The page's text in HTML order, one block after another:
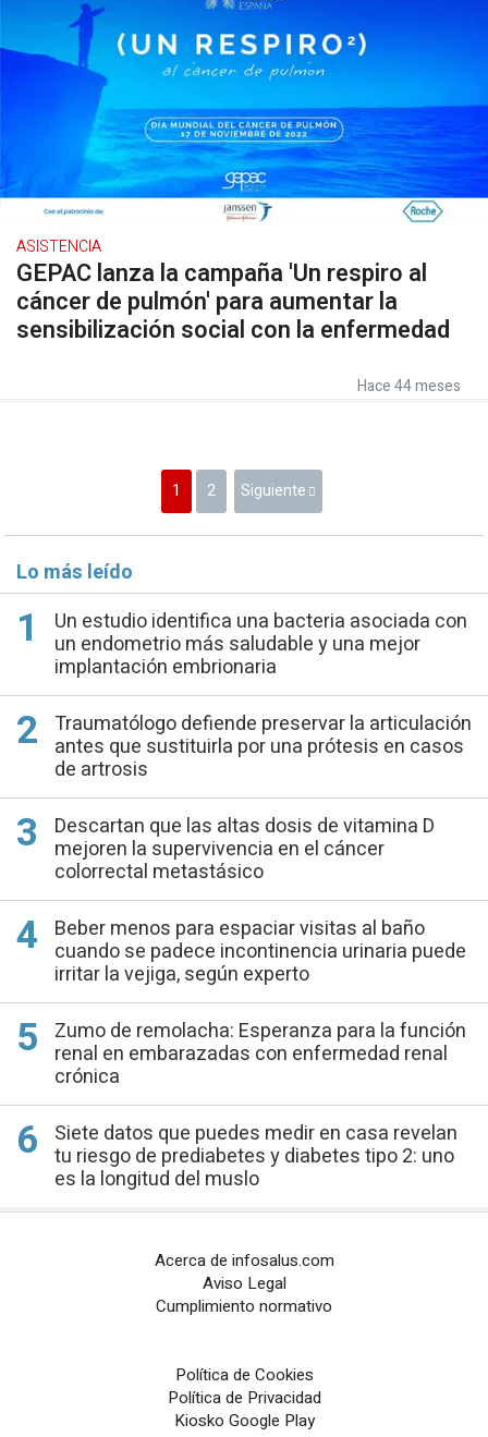
ASISTENCIA
GEPAC lanza la campaña 'Un respiro al
cáncer de pulmón' para aumentar la
sensibilización social con la enfermedad
Hace 44 meses
1 2 Siguiente
Lo más leído
Un estudio identifica una bacteria asociada con
un endometrio más saludable y una mejor
implantación embrionaria
Traumatólogo defiende preservar la articulación
antes que sustituirla por una prótesis en casos
de artrosis
Descartan que las altas dosis de vitamina D
mejoren la supervivencia en el cáncer
colorrectal metastásico
Beber menos para espaciar visitas al baño
cuando se padece incontinencia urinaria puede
irritar la vejiga, según experto
Zumo de remolacha: Esperanza para la función
renal en embarazadas con enfermedad renal
crónica
Siete datos que puedes medir en casa revelan
tu riesgo de prediabetes y diabetes tipo 2: uno
es la longitud del muslo
Acerca de infosalus.com
Aviso Legal
Cumplimiento normativo
Política de Cookies
Política de Privacidad
Kiosko Google Play